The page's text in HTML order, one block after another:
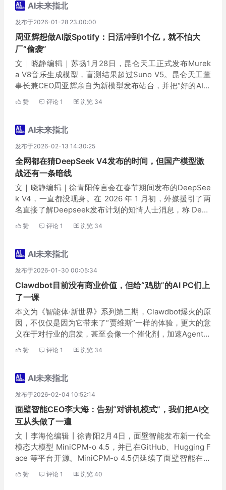
AI未来指北
发布于2026-01-28 23:00:00
周亚辉想做AI版Spotify：日活冲到1个亿，就不怕大
厂“偷袭”
文｜晓静编辑｜苏扬1月28日，昆仑天工正式发布Murek
a V8音乐生成模型，盲测结果超过Suno V5。昆仑天工董
事长兼CEO周亚辉亲自为新模型发布站台，并把“好的AI音
乐”定义为一种新的品类，要锚定海外市场，做AI版的“Spo
tify”。在周亚辉的设想...
赞 评论 1 浏览 34
AI未来指北
发布于2026-02-13 14:30:25
全网都在猜DeepSeek V4发布的时间，但国产模型激
战还有一条暗线
文｜晓静编辑｜徐青阳传言会在春节期间发布的DeepSee
k V4，一直都没现身。在 2026 年 1 月初，外媒援引了两
名直接了解Deepseek发布计划的知情人士消息，称 Deep
Seek 计划在春节期间推出其下一代旗舰模型 V4。爆料还
提到V4的内部测...
赞 评论 1 浏览 34
AI未来指北
发布于2026-01-30 00:05:34
Clawdbot目前没有商业价值，但给“鸡肋”的AI PC们上
了一课
本文为《智能体·新世界》系列第二期，Clawdbot爆火的原
因，不仅仅是因为它带来了“贾维斯”一样的体验，更大的意
义在于对行业的启发，甚至会像一个催化剂，加速Agent产
业的发展。第一期文｜郭晓静编辑｜苏扬2026年1月，一个
开源项目Clawdbot（现已...
赞 评论 1 浏览 34
AI未来指北
发布于2026-02-04 10:52:14
面壁智能CEO李大海：告别“对讲机模式”，我们把AI交
互从头做了一遍
文丨李海伦编辑丨徐青阳2月4日，面壁智能发布新一代全
模态大模型 MiniCPM-o 4.5，并已在GitHub、Hugging F
ace 等平台开源。MiniCPM-o 4.5仍延续了面壁智能在端
侧布局上“小而精”的基因，模型规模上参数量控制在9B，
适合端...
赞 评论 1 浏览 40